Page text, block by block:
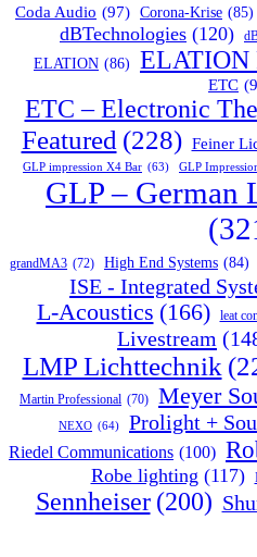
Coda Audio (97) Corona-Krise (85)
dBTechnologies (120)
ELATION (86) ELATION
ETC
ETC – Electronic
Featured (228) Feiner
GLP impression X4 Bar (63) GLP
GLP – German
grandMA3 (72) High End Systems (84)
ISE - Integrated
L-Acoustics (166) leat
Livestream
LMP Lichttechnik
Martin Professional (70) Meyer
NEXO (64) Prolight +
Riedel Communications (100)
Robe lighting (117)
Sennheiser (200)